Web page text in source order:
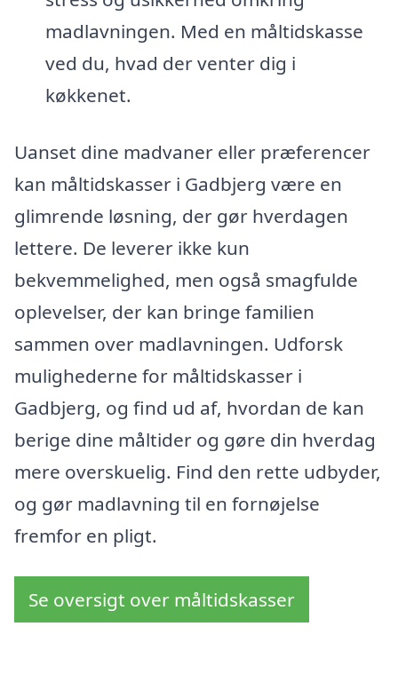
madlavningen. Med en måltidskasse
ved du, hvad der venter dig i
køkkenet.
Uanset dine madvaner eller præferencer
kan måltidskasser i Gadbjerg være en
glimrende løsning, der gør hverdagen
lettere. De leverer ikke kun
bekvemmelighed, men også smagfulde
oplevelser, der kan bringe familien
sammen over madlavningen. Udforsk
mulighederne for måltidskasser i
Gadbjerg, og find ud af, hvordan de kan
berige dine måltider og gøre din hverdag
mere overskuelig. Find den rette udbyder,
og gør madlavning til en fornøjelse
fremfor en pligt.
Se oversigt over måltidskasser